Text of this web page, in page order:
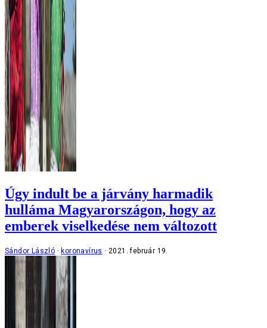
Úgy indult be a járvány harmadik
hulláma Magyarországon, hogy az
emberek viselkedése nem változott
Sándor László koronavírus 2021. február 19.